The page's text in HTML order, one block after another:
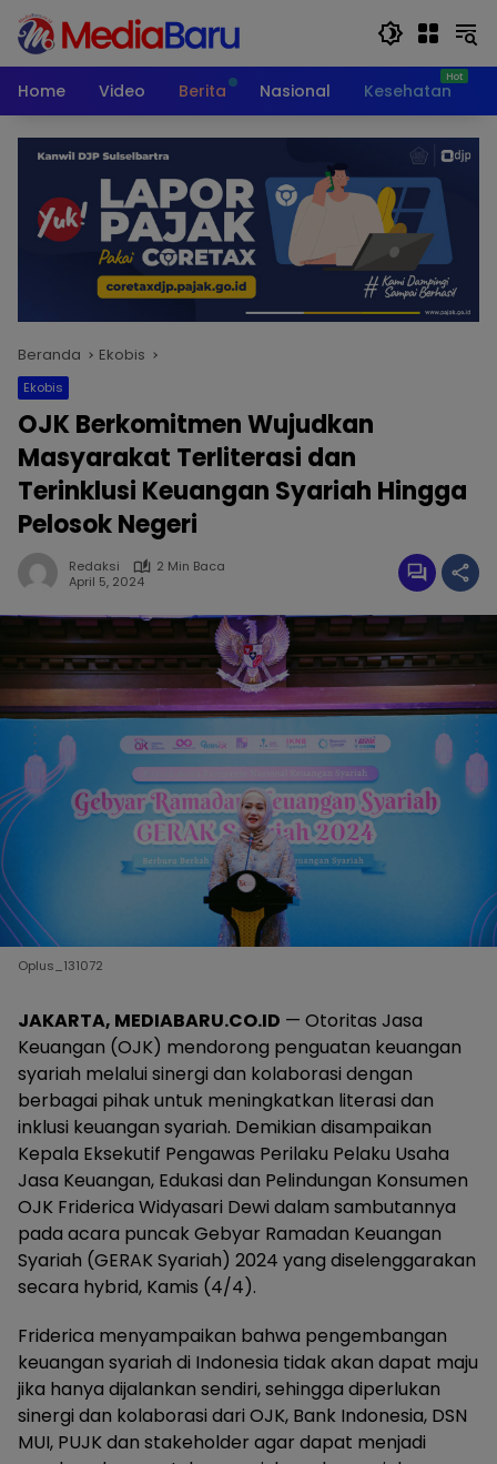
Langsung
konten
Home
Video Berita Nasional Kesehatan
Beranda Ekobis
Ekobis
OJK Berkomitmen Wujudkan
Masyarakat Terliterasi dan
Terinklusi Keuangan Syariah Hingga
Pelosok Negeri
Redaksi
2 Min Baca
April 5, 2024
Oplus_131072
JAKARTA, MEDIABARU.CO.ID — Otoritas Jasa
Keuangan (OJK) mendorong penguatan keuangan
syariah melalui sinergi dan kolaborasi dengan
berbagai pihak untuk meningkatkan literasi dan
inklusi keuangan syariah. Demikian disampaikan
Kepala Eksekutif Pengawas Perilaku Pelaku Usaha
Jasa Keuangan, Edukasi dan Pelindungan Konsumen
OJK Friderica Widyasari Dewi dalam sambutannya
pada acara puncak Gebyar Ramadan Keuangan
Syariah (GERAK Syariah) 2024 yang diselenggarakan
secara hybrid, Kamis (4/4).
Friderica menyampaikan bahwa pengembangan
keuangan syariah di Indonesia tidak akan dapat maju
jika hanya dijalankan sendiri, sehingga diperlukan
sinergi dan kolaborasi dari OJK, Bank Indonesia, DSN
MUI, PUJK dan stakeholder agar dapat menjadi